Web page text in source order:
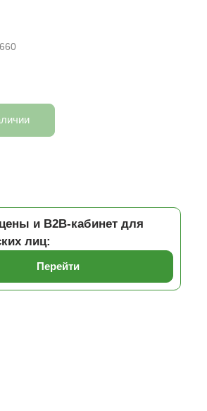
и B2B-кабинет для
лиц:
Перейти